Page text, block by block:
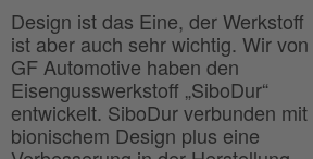
Design ist das Eine, der Werkstoff
ist aber auch sehr wichtig. Wir von
GF Automotive haben den
Eisengusswerkstoff „SiboDur“
entwickelt. SiboDur verbunden mit
bionischem Design plus eine